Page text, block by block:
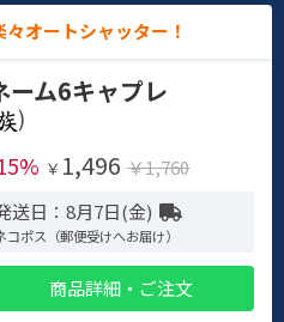
オートシャッター！
ーム6キャプレ
)
￥ 1,496 ￥1,760
送日：8月7日(金)
コポス（郵便受けへお届け）
商品詳細・ご注文